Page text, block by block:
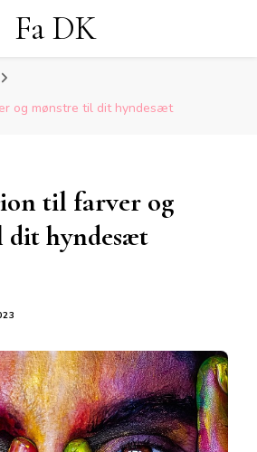
Fa DK
og mønstre til dit hyndesæt
til farver og
hyndesæt